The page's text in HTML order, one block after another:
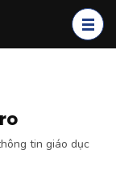
tin giáo dục